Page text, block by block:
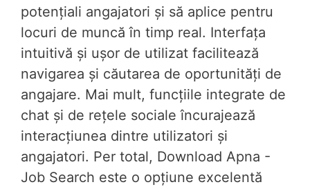
potențiali angajatori și să aplice pentru
locuri de muncă în timp real. Interfața
intuitivă și ușor de utilizat facilitează
navigarea și căutarea de oportunități de
angajare. Mai mult, funcțiile integrate de
chat și de rețele sociale încurajează
interacțiunea dintre utilizatori și
angajatori. Per total, Download Apna -
Job Search este o opțiune excelentă